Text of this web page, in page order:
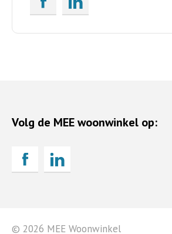
Volg de MEE woonwinkel op:
© 2026 MEE Woonwinkel